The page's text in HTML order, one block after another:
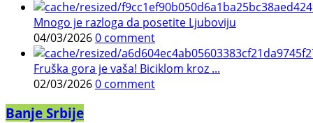
Mnogo je razloga da posetite Ljuboviju
04/03/20260 comment
Fruška gora je vaša! Biciklom kroz ...
02/03/20260 comment
Banje Srbije